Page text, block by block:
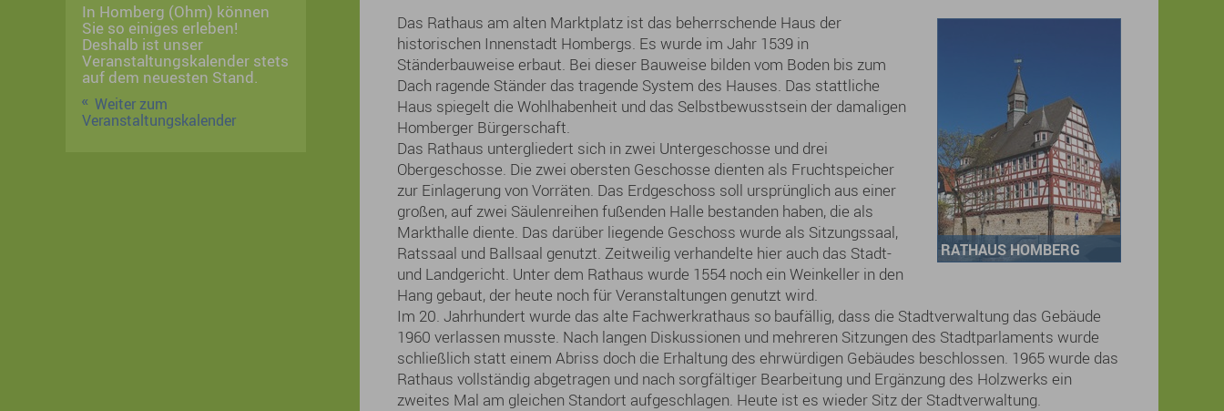
In Homberg (Ohm) können
Sie so einiges erleben!
Deshalb ist unser
Veranstaltungskalender stets
auf dem neuesten Stand.
Weiter zum
Veranstaltungskalender
RATHAUS HOMBERG
Das Rathaus am alten Marktplatz ist das beherrschende Haus der
historischen Innenstadt Hombergs. Es wurde im Jahr 1539 in
Ständerbauweise erbaut. Bei dieser Bauweise bilden vom Boden bis zum
Dach ragende Ständer das tragende System des Hauses. Das stattliche
Haus spiegelt die Wohlhabenheit und das Selbstbewusstsein der damaligen
Homberger Bürgerschaft.
Das Rathaus untergliedert sich in zwei Untergeschosse und drei
Obergeschosse. Die zwei obersten Geschosse dienten als Fruchtspeicher
zur Einlagerung von Vorräten. Das Erdgeschoss soll ursprünglich aus einer
großen, auf zwei Säulenreihen fußenden Halle bestanden haben, die als
Markthalle diente. Das darüber liegende Geschoss wurde als Sitzungssaal,
Ratssaal und Ballsaal genutzt. Zeitweilig verhandelte hier auch das Stadt-
und Landgericht. Unter dem Rathaus wurde 1554 noch ein Weinkeller in den
Hang gebaut, der heute noch für Veranstaltungen genutzt wird.
Im 20. Jahrhundert wurde das alte Fachwerkrathaus so baufällig, dass die Stadtverwaltung das Gebäude
1960 verlassen musste. Nach langen Diskussionen und mehreren Sitzungen des Stadtparlaments wurde
schließlich statt einem Abriss doch die Erhaltung des ehrwürdigen Gebäudes beschlossen. 1965 wurde das
Rathaus vollständig abgetragen und nach sorgfältiger Bearbeitung und Ergänzung des Holzwerks ein
zweites Mal am gleichen Standort aufgeschlagen. Heute ist es wieder Sitz der Stadtverwaltung.